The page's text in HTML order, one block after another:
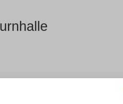
zu verschaffen und gehört